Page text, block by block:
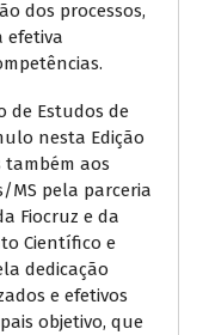
dos processos,
efetiva
de Estudos de
nesta Edição
também aos
MS pela parceria
Fiocruz e da
Científico e
dedicação
e efetivos
objetivo, que